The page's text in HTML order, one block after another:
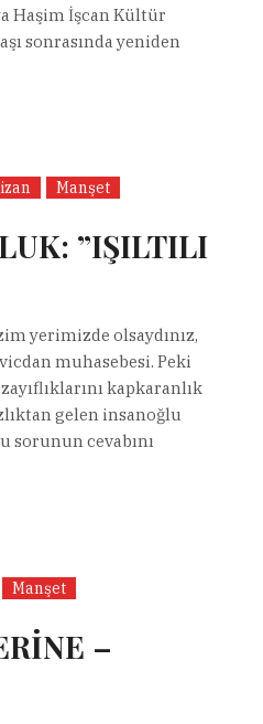
Haşim İşcan Kültür
sonrasında yeniden
Manşet
”IŞILTILI
yerimizde olsaydınız,
muhasebesi. Peki
kapkaranlık
gelen insanoğlu
sorunun cevabını
Manşet
–